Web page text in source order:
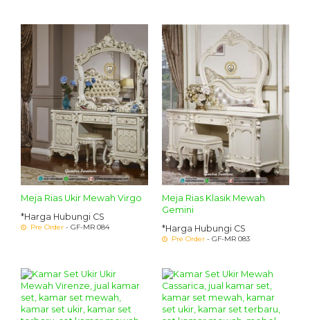
Meja Rias Ukir Mewah Virgo
*Harga Hubungi CS
Pre Order - GF-MR 084
Meja Rias Klasik Mewah
Gemini
*Harga Hubungi CS
Pre Order - GF-MR 083